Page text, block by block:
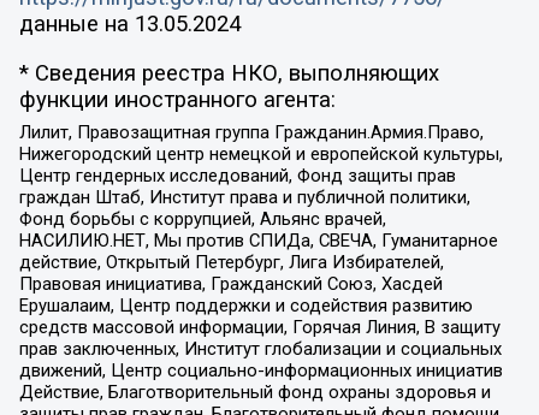
данные на 13.05.2024
* Сведения реестра НКО, выполняющих
функции иностранного агента:
Лилит, Правозащитная группа Гражданин.Армия.Право,
Нижегородский центр немецкой и европейской культуры,
Центр гендерных исследований, Фонд защиты прав
граждан Штаб, Институт права и публичной политики,
Фонд борьбы с коррупцией, Альянс врачей,
НАСИЛИЮ.НЕТ, Мы против СПИДа, СВЕЧА, Гуманитарное
действие, Открытый Петербург, Лига Избирателей,
Правовая инициатива, Гражданский Союз, Хасдей
Ерушалаим, Центр поддержки и содействия развитию
средств массовой информации, Горячая Линия, В защиту
прав заключенных, Институт глобализации и социальных
движений, Центр социально-информационных инициатив
Действие, Благотворительный фонд охраны здоровья и